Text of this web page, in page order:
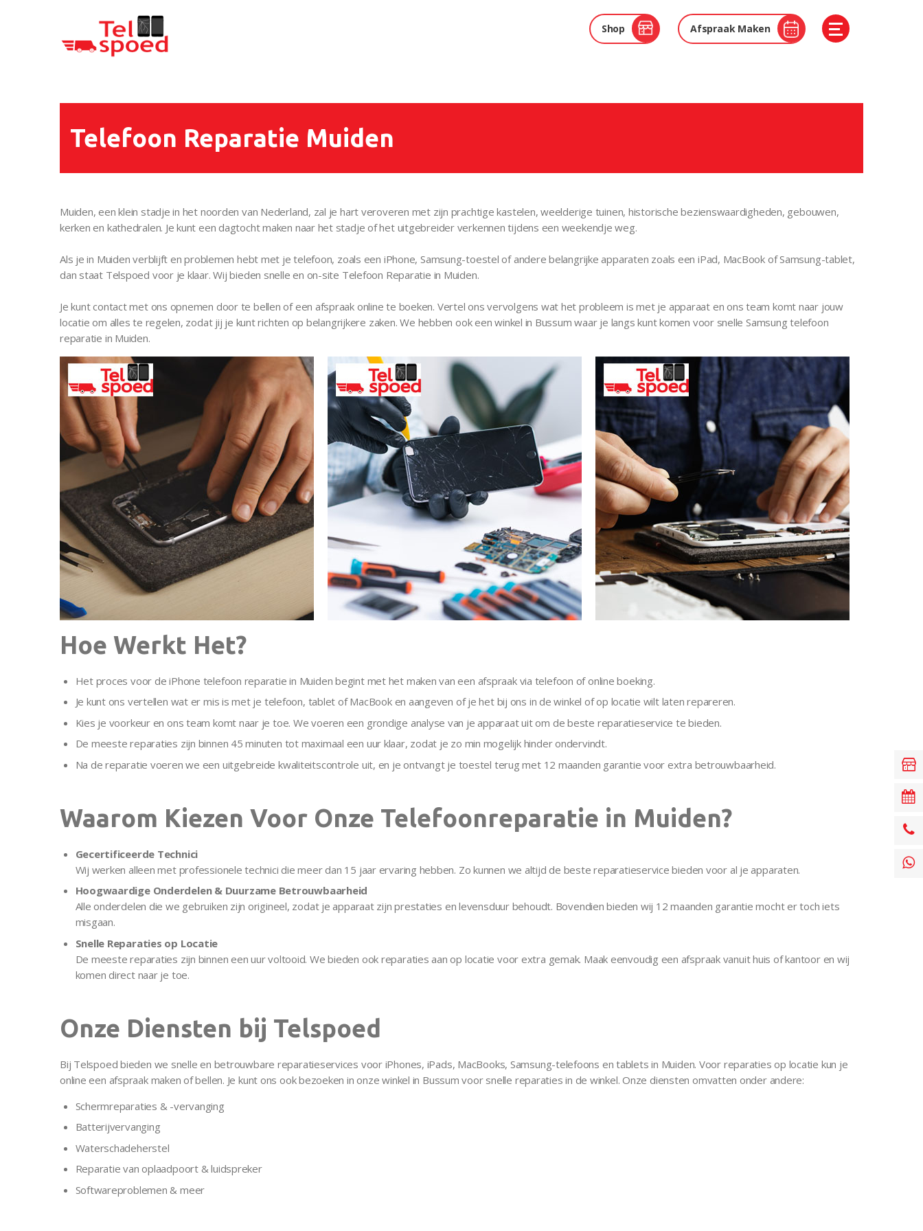
Shop Afspraak Maken
Telefoon Reparatie Muiden
Muiden, een klein stadje in het noorden van Nederland, zal je hart veroveren met zijn prachtige kastelen, weelderige tuinen, historische bezienswaardigheden, gebouwen,
kerken en kathedralen. Je kunt een dagtocht maken naar het stadje of het uitgebreider verkennen tijdens een weekendje weg.
Als je in Muiden verblijft en problemen hebt met je telefoon, zoals een iPhone, Samsung-toestel of andere belangrijke apparaten zoals een iPad, MacBook of Samsung-tablet,
dan staat Telspoed voor je klaar. Wij bieden snelle en on-site Telefoon Reparatie in Muiden.
Je kunt contact met ons opnemen door te bellen of een afspraak online te boeken. Vertel ons vervolgens wat het probleem is met je apparaat en ons team komt naar jouw
locatie om alles te regelen, zodat jij je kunt richten op belangrijkere zaken. We hebben ook een winkel in Bussum waar je langs kunt komen voor snelle Samsung telefoon
reparatie in Muiden.
Hoe Werkt Het?
Het proces voor de iPhone telefoon reparatie in Muiden begint met het maken van een afspraak via telefoon of online boeking.
Je kunt ons vertellen wat er mis is met je telefoon, tablet of MacBook en aangeven of je het bij ons in de winkel of op locatie wilt laten repareren.
Kies je voorkeur en ons team komt naar je toe. We voeren een grondige analyse van je apparaat uit om de beste reparatieservice te bieden.
De meeste reparaties zijn binnen 45 minuten tot maximaal een uur klaar, zodat je zo min mogelijk hinder ondervindt.
Na de reparatie voeren we een uitgebreide kwaliteitscontrole uit, en je ontvangt je toestel terug met 12 maanden garantie voor extra betrouwbaarheid.
Waarom Kiezen Voor Onze Telefoonreparatie in Muiden?
Gecertificeerde Technici
Wij werken alleen met professionele technici die meer dan 15 jaar ervaring hebben. Zo kunnen we altijd de beste reparatieservice bieden voor al je apparaten.
Hoogwaardige Onderdelen & Duurzame Betrouwbaarheid
Alle onderdelen die we gebruiken zijn origineel, zodat je apparaat zijn prestaties en levensduur behoudt. Bovendien bieden wij 12 maanden garantie mocht er toch iets
misgaan.
Snelle Reparaties op Locatie
De meeste reparaties zijn binnen een uur voltooid. We bieden ook reparaties aan op locatie voor extra gemak. Maak eenvoudig een afspraak vanuit huis of kantoor en wij
komen direct naar je toe.
Onze Diensten bij Telspoed
Bij Telspoed bieden we snelle en betrouwbare reparatieservices voor iPhones, iPads, MacBooks, Samsung-telefoons en tablets in Muiden. Voor reparaties op locatie kun je
online een afspraak maken of bellen. Je kunt ons ook bezoeken in onze winkel in Bussum voor snelle reparaties in de winkel. Onze diensten omvatten onder andere:
Schermreparaties & -vervanging
Batterijvervanging
Waterschadeherstel
Reparatie van oplaadpoort & luidspreker
Softwareproblemen & meer